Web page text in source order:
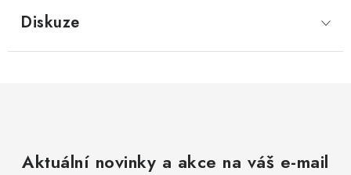
Diskuze
Aktuální novinky a akce na váš e-mail